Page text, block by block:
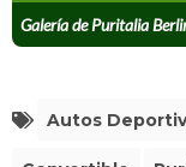
Galería de Puritalia
Autos